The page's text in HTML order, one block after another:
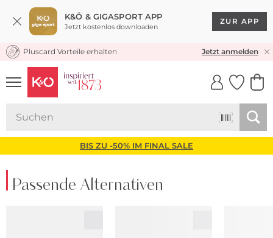
K&Ö & GIGASPORT APP
Jetzt kostenlos downloaden
ZUR APP
KOSTENLOSER VERSAND* & RÜCKVERSAND
Pluscard Vorteile erhalten Jetzt anmelden
UNSERE APP
CLICK &
BIS ZU -50% IM FINAL SALE
Passende Alternativen